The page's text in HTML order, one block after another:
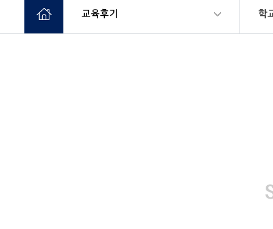
교육후기 학